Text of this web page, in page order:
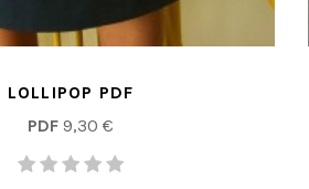
LOLLIPOP PDF
PDF9,30 €